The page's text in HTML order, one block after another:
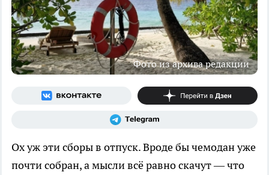
Фото из архива редакции
Ох уж эти сборы в отпуск. Вроде бы чемодан уже
почти собран, а мысли всё равно скачут — что